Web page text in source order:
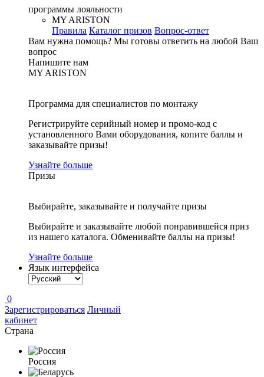
программы лояльности
MY ARISTON
Правила Каталог призов Вопрос-ответ
Вам нужна помощь? Мы готовы ответить на любой Ваш
вопрос
Напишите нам
MY ARISTON
Программа для специалистов по монтажу
Регистрируйте серийный номер и промо-код с
установленного Вами оборудования, копите баллы и
заказывайте призы!
Узнайте больше
Призы
Выбирайте, заказывайте и получайте призы
Выбирайте и заказывайте любой понравившейся приз
из нашего каталога. Обменивайте баллы на призы!
Узнайте больше
Язык интерфейса
0
Зарегистрироваться Личный
кабинет
Страна
Россия